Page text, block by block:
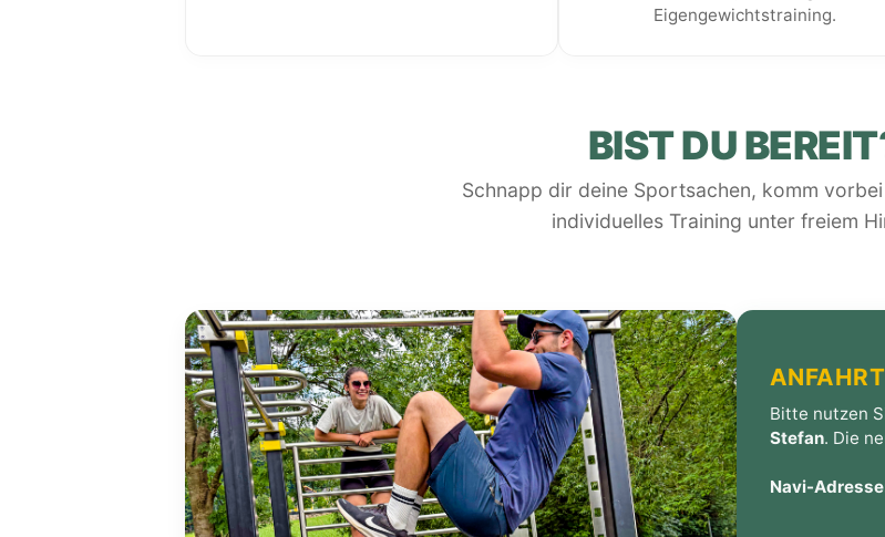
Eigengewichtstraining.
BIST DU
Schnapp dir deine Sportsachen, komm
individuelles Training unter freiem
Bitte nutzen
Stefan. Die
Navi-